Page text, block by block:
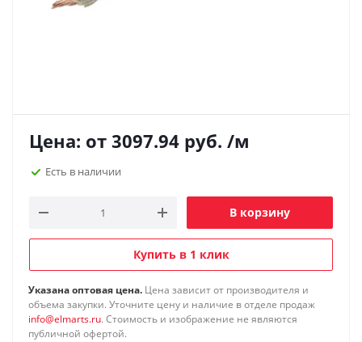
Цена: от 3097.94 руб. /м
Есть в наличии
В корзину
Купить в 1 клик
Указана оптовая цена. Цена зависит от производителя и
объема закупки. Уточните цену и наличие в отделе продаж
info@elmarts.ru. Стоимость и изображение не являются
публичной офертой.